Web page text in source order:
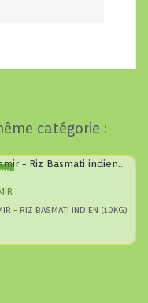
catégorie :
- RIZ BASMATI INDIEN (10KG)